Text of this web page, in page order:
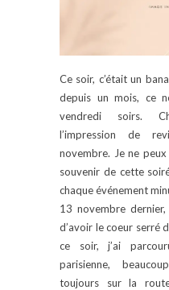
Ce soir, c’était un
depuis un mois, ce
vendredi soirs.
l’impression de
novembre. Je ne peux
souvenir de cette
chaque événement
13 novembre dernier,
d’avoir le coeur serré
ce soir, j’ai
parisienne,
toujours sur la